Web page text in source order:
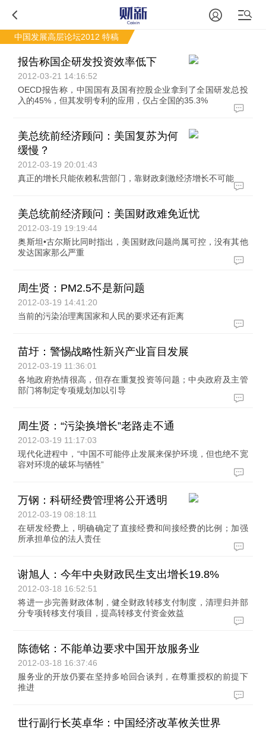
中国发展高层论坛2012 特稿
报告称国企研发投资效率低下
2012-03-21 14:16:52
OECD报告称，中国国有及国有控股企业拿到了全国研发总投
入的45%，但其发明专利的应用，仅占全国的35.3%
美总统前经济顾问：美国复苏为何
缓慢？
2012-03-19 20:01:43
真正的增长只能依赖私营部门，靠财政刺激经济增长不可能
美总统前经济顾问：美国财政难免近忧
2012-03-19 19:19:44
奥斯坦•古尔斯比同时指出，美国财政问题尚属可控，没有其他
发达国家那么严重
周生贤：PM2.5不是新问题
2012-03-19 14:41:20
当前的污染治理离国家和人民的要求还有距离
苗圩：警惕战略性新兴产业盲目发展
2012-03-19 11:36:01
各地政府热情很高，但存在重复投资等问题；中央政府及主管
部门将制定专项规划加以引导
周生贤：“污染换增长”老路走不通
2012-03-19 11:17:03
现代化进程中，“中国不可能停止发展来保护环境，但也绝不宽
容对环境的破坏与牺牲”
万钢：科研经费管理将公开透明
2012-03-19 08:18:11
在研发经费上，明确确定了直接经费和间接经费的比例；加强
所承担单位的法人责任
谢旭人：今年中央财政民生支出增长19.8%
2012-03-18 16:52:51
将进一步完善财政体制，健全财政转移支付制度，清理归并部
分专项转移支付项目，提高转移支付资金效益
陈德铭：不能单边要求中国开放服务业
2012-03-18 16:37:46
服务业的开放仍要在坚持多哈回合谈判，在尊重授权的前提下
推进
世行副行长英卓华：中国经济改革攸关世界